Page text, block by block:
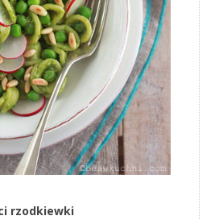
rzodkiewki